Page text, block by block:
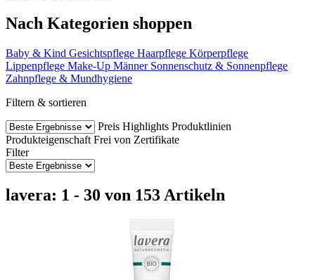
Nach Kategorien shoppen
Baby & Kind Gesichtspflege Haarpflege Körperpflege
Lippenpflege Make-Up Männer Sonnenschutz & Sonnenpflege
Zahnpflege & Mundhygiene
Filtern & sortieren
Preis Highlights Produktlinien
Produkteigenschaft Frei von Zertifikate
Filter
lavera: 1 - 30 von 153 Artikeln